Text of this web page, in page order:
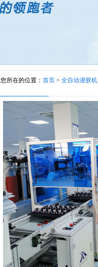
您所在的位置： 首页 > 全自动灌胶机